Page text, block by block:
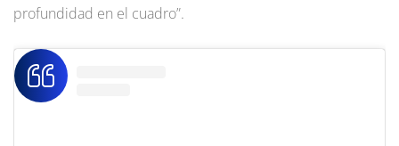
profundidad en el cuadro”.